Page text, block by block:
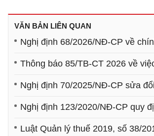
VĂN BẢN LIÊN QUAN
Nghị định 68/2026/NĐ-CP về
Thông báo 85/TB-CT 2026 về
Nghị định 70/2025/NĐ-CP sửa
Nghị định 123/2020/NĐ-CP quy
Luật Quản lý thuế 2019, số 38/